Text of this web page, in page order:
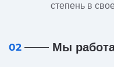
степень в
02 Мы